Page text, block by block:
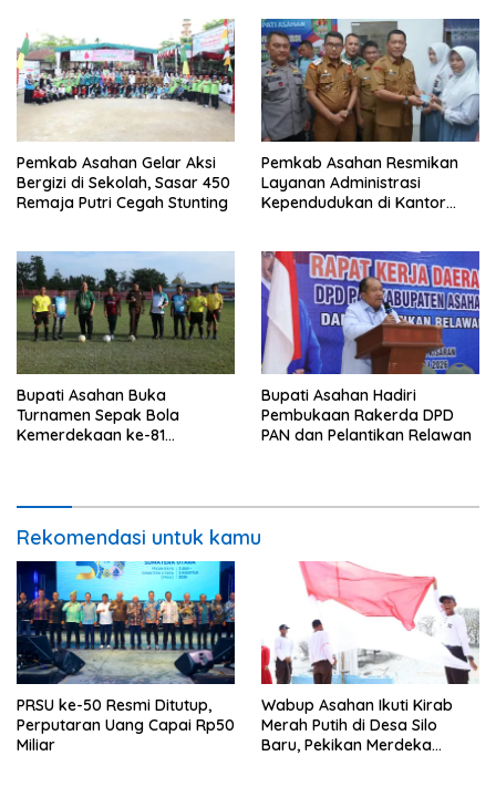
Pemkab Asahan Gelar Aksi
Bergizi di Sekolah, Sasar 450
Remaja Putri Cegah Stunting
Pemkab Asahan Resmikan
Layanan Administrasi
Kependudukan di Kantor
Bupati Asahan Buka
Turnamen Sepak Bola
Kemerdekaan ke-81
Bupati Asahan Hadiri
Pembukaan Rakerda DPD
PAN dan Pelantikan Relawan
Rekomendasi untuk kamu
PRSU ke-50 Resmi Ditutup,
Perputaran Uang Capai Rp50
Miliar
Wabup Asahan Ikuti Kirab
Merah Putih di Desa Silo
Baru, Pekikan Merdeka